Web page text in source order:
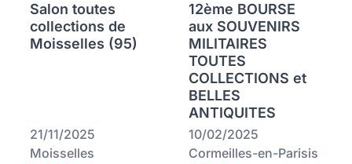
Salon toutes
collections de
Moisselles (95)
21/11/2025
Moisselles
12ème BOURSE
aux SOUVENIRS
MILITAIRES
TOUTES
COLLECTIONS et
BELLES
ANTIQUITES
10/02/2025
Cormeilles-en-Parisis